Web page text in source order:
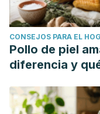
CONSEJOS PARA EL
Pollo de piel
diferencia y